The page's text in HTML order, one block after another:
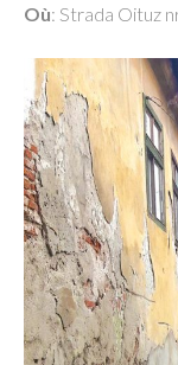
Où: Strada Oituz